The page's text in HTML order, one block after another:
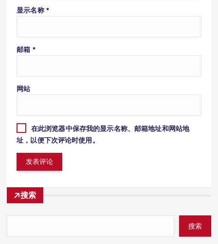
显示名称 *
邮箱 *
网站
在此浏览器中保存我的显示名称、邮箱地址和网站地
址，以便下次评论时使用。
搜索
搜索